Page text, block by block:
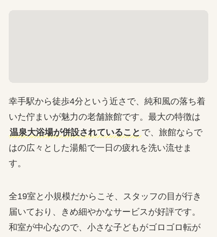
幸手駅から徒歩4分という近さで、純和風の落ち着
いた佇まいが魅力の老舗旅館です。最大の特徴は
温泉大浴場が併設されていること で、旅館ならで
はの広々とした湯船で一日の疲れを洗い流せま
す。
全19室と小規模だからこそ、スタッフの目が行き
届いており、きめ細やかなサービスが好評です。
和室が中心なので、小さな子どもがゴロゴロ転が